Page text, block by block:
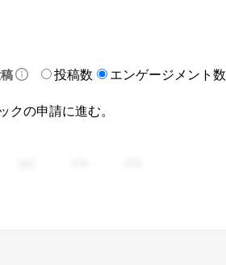
投稿数 エンゲージメント数
の申請に進む。